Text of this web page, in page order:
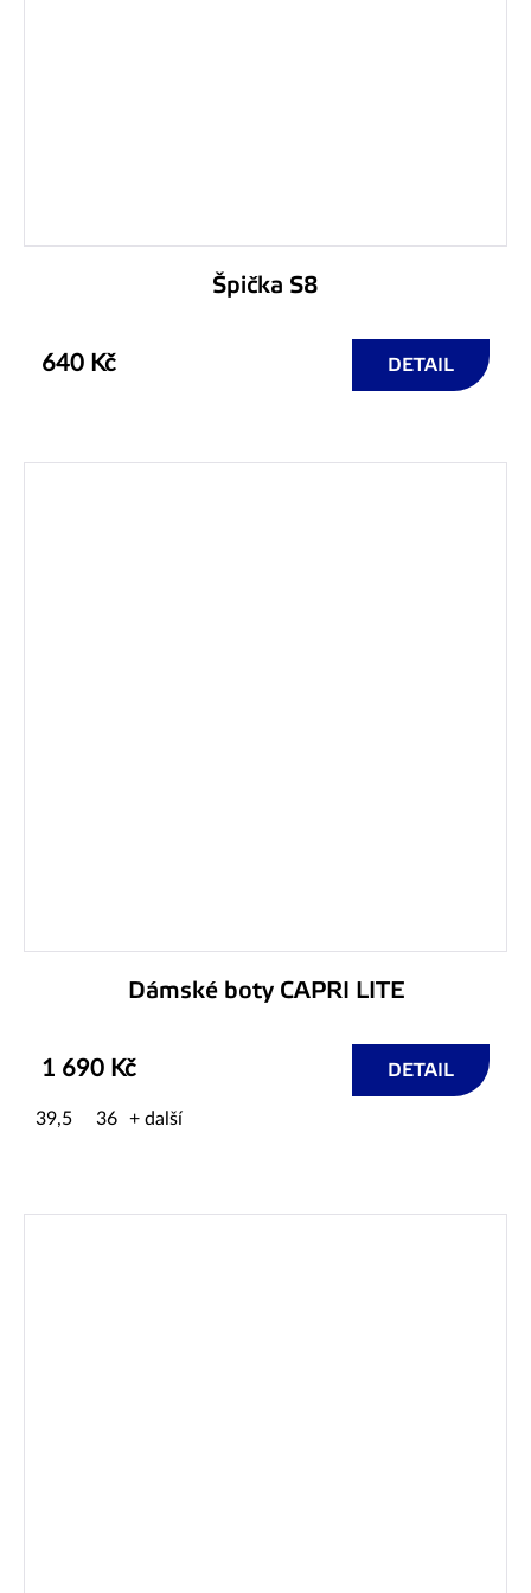
Špička S8
640 Kč DETAIL
Dámské boty CAPRI LITE
1 690 Kč DETAIL
39,5 36 + další